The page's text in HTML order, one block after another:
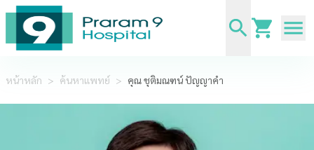
หน้าหลัก > ค้นหาแพทย์ > คุณ ชุติมณฑน์ ปัญญาคำ